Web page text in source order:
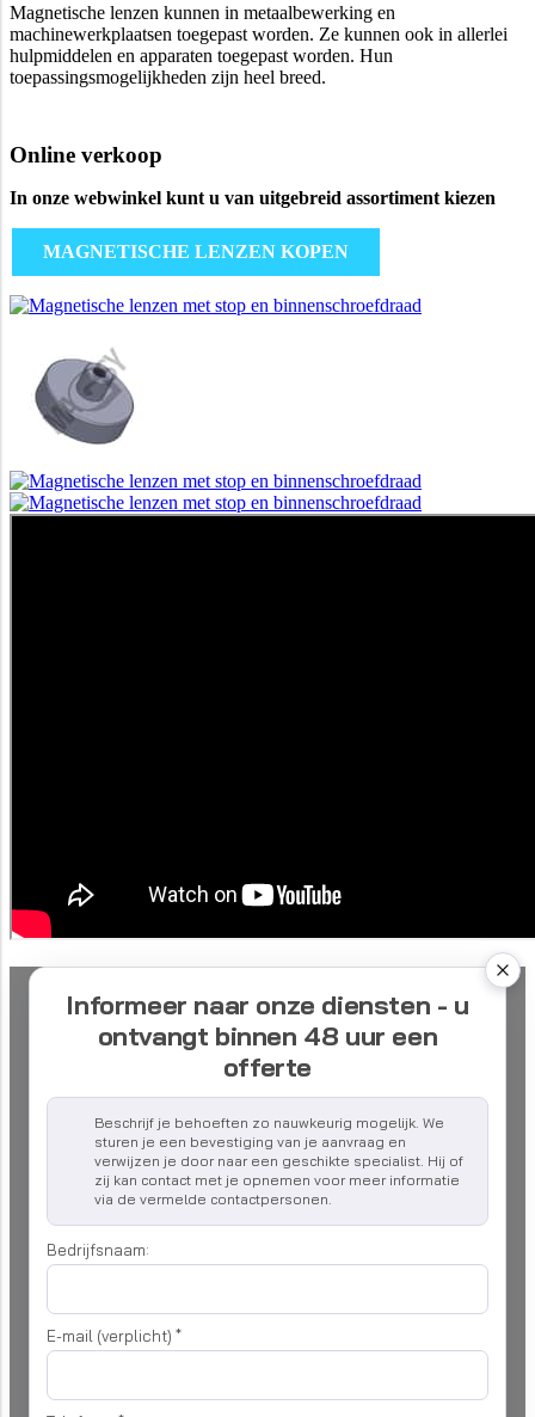
Magnetische lenzen kunnen in metaalbewerking en
machinewerkplaatsen toegepast worden. Ze kunnen ook in allerlei
hulpmiddelen en apparaten toegepast worden. Hun
toepassingsmogelijkheden zijn heel breed.
Online verkoop
In onze webwinkel kunt u van uitgebreid assortiment kiezen
MAGNETISCHE LENZEN KOPEN
Informeer naar onze diensten - u
ontvangt binnen 48 uur een
offerte
Beschrijf je behoeften zo nauwkeurig mogelijk. We
sturen je een bevestiging van je aanvraag en
verwijzen je door naar een geschikte specialist. Hij of
zij kan contact met je opnemen voor meer informatie
via de vermelde contactpersonen.
Bedrijfsnaam:
E-mail (verplicht) *